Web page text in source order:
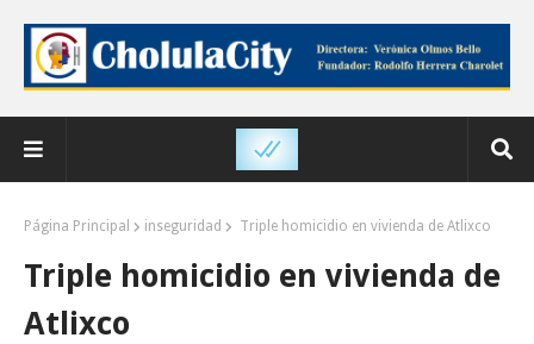
Página Principal inseguridad Triple homicidio en vivienda de Atlixco
Triple homicidio en vivienda de
Atlixco